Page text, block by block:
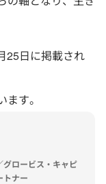
25日に掲載され
す。
ロービス・キャピ
ナー